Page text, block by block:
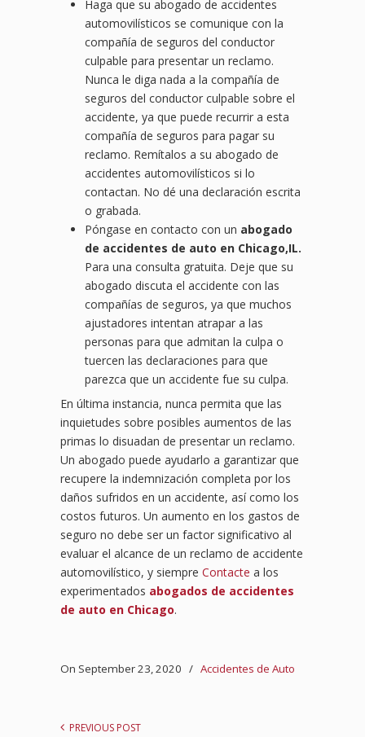
Haga que su abogado de accidentes
automovilísticos se comunique con la
compañía de seguros del conductor
culpable para presentar un reclamo.
Nunca le diga nada a la compañía de
seguros del conductor culpable sobre el
accidente, ya que puede recurrir a esta
compañía de seguros para pagar su
reclamo. Remítalos a su abogado de
accidentes automovilísticos si lo
contactan. No dé una declaración escrita
o grabada.
Póngase en contacto con un abogado
de accidentes de auto en Chicago,IL.
Para una consulta gratuita. Deje que su
abogado discuta el accidente con las
compañías de seguros, ya que muchos
ajustadores intentan atrapar a las
personas para que admitan la culpa o
tuercen las declaraciones para que
parezca que un accidente fue su culpa.
En última instancia, nunca permita que las
inquietudes sobre posibles aumentos de las
primas lo disuadan de presentar un reclamo.
Un abogado puede ayudarlo a garantizar que
recupere la indemnización completa por los
daños sufridos en un accidente, así como los
costos futuros. Un aumento en los gastos de
seguro no debe ser un factor significativo al
evaluar el alcance de un reclamo de accidente
automovilístico, y siempre Contacte a los
experimentados abogados de accidentes
de auto en Chicago.
On September 23, 2020 / Accidentes de Auto
PREVIOUS POST